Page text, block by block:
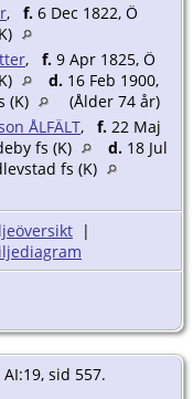
, f. 6 Dec 1822, Ö
, f. 9 Apr 1825, Ö
d. 16 Feb 1900,
(K)
(Ålder 74 år)
ÅLFÄLT, f. 22 Maj
fs (K)
d. 18 Jul
fs (K)
|
sid 557.